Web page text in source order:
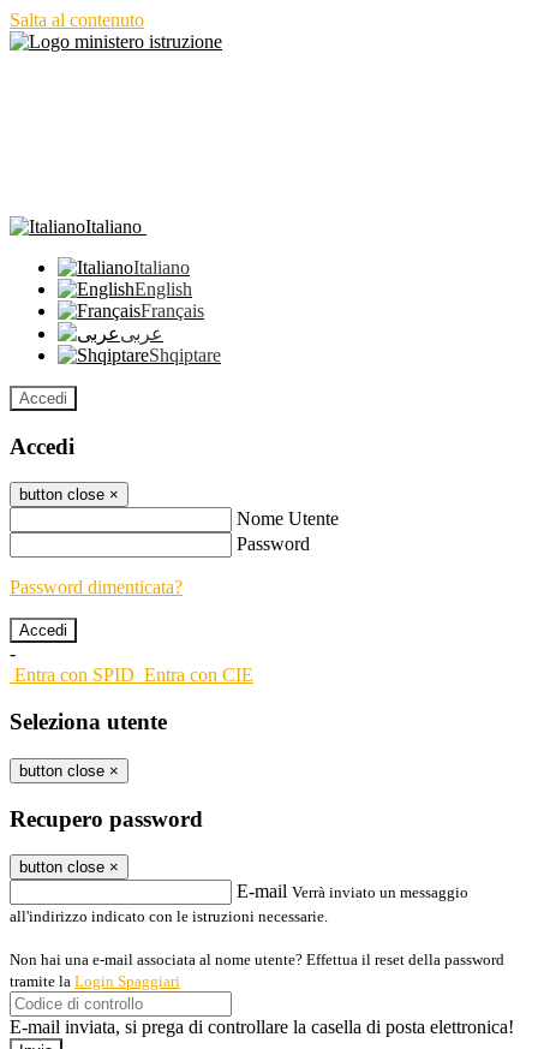
Salta al contenuto
Italiano
Italiano
English
Français
عربى
Shqiptare
Accedi
Accedi
button close ×
Nome Utente
Password
Password dimenticata?
-
Entra con SPID Entra con CIE
Seleziona utente
button close ×
Recupero password
button close ×
E-mail Verrà inviato un messaggio
all'indirizzo indicato con le istruzioni necessarie.
Non hai una e-mail associata al nome utente? Effettua il reset della password
tramite la Login Spaggiari
E-mail inviata, si prega di controllare la casella di posta elettronica!